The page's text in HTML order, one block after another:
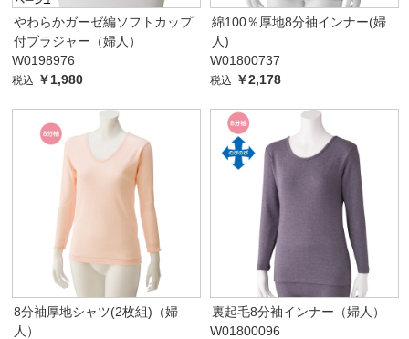
やわらかガーゼ編ソフトカップ
付ブラジャー（婦人）
W0198976
税込 ￥1,980
綿100％厚地8分袖インナー(婦
人)
W01800737
税込 ￥2,178
8分袖厚地シャツ(2枚組)（婦
人）
裏起毛8分袖インナー（婦人）
W01800096